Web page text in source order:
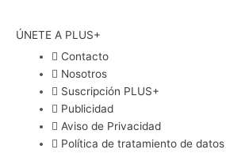
ÚNETE A PLUS+
Contacto
Nosotros
Suscripción PLUS+
Publicidad
Aviso de Privacidad
Política de tratamiento de